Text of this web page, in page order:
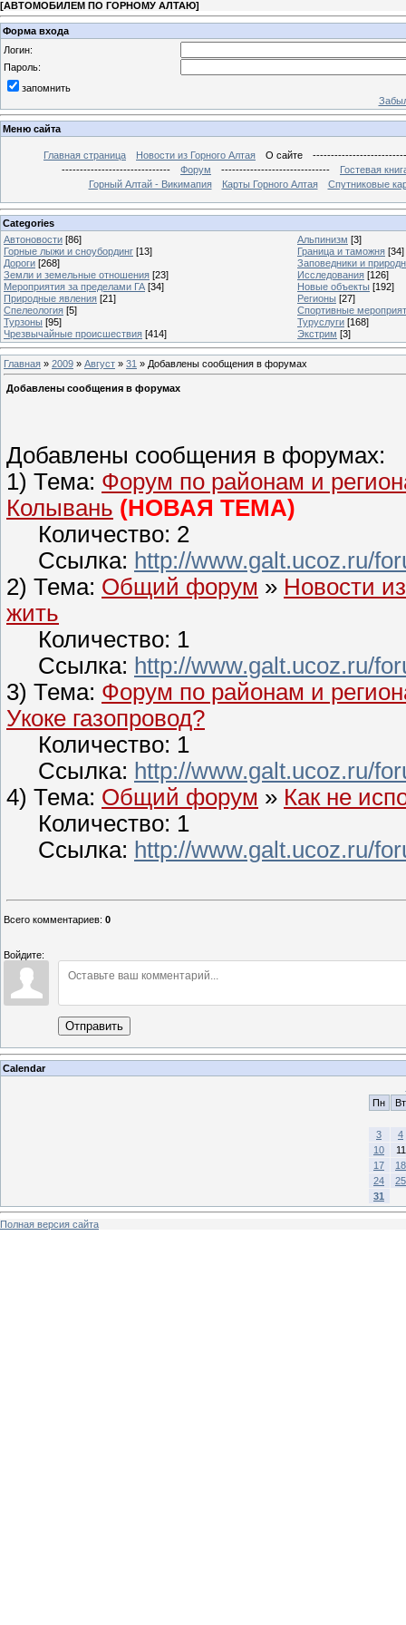
[АВТОМОБИЛЕМ ПО ГОРНОМУ АЛТАЮ]
Форма входа
Логин:
Пароль:
запомнить
Меню сайта
Главная страница Новости из Горного Алтая О сайте
------------------------------
Форум ------------------------------
Гостевая
Горный Алтай - Викимапия
Карты Горного Алтая Спутниковые
Categories
Автоновости [86] Альпинизм [3]
Горные лыжи и сноубординг [13] Граница и таможня [34]
Дороги [268]
Заповедники и
Земли и земельные отношения [23] Исследования [126]
Мероприятия за пределами ГА [34] Новые объекты [192]
Природные явления [21] Регионы [27]
Спелеология [5]
Спортивные
Турзоны [95] Туруслуги [168]
Чрезвычайные происшествия [414] Экстрим [3]
Главная » 2009 » Август » 31 » Добавлены сообщения в форумах
Добавлены сообщения в форумах
Добавлены сообщения в форумах:
1) Тема: Форум по районам и
Колывань (НОВАЯ ТЕМА)
Количество: 2
Ссылка: http://www.galt.ucoz.ru/
2) Тема: Общий форум » Новости
жить
Количество: 1
Ссылка: http://www.galt.ucoz.ru/
3) Тема: Форум по районам и
Укоке газопровод?
Количество: 1
Ссылка: http://www.galt.ucoz.ru/
4) Тема: Общий форум » Как не
Количество: 1
Ссылка: http://www.galt.ucoz.ru/
Всего комментариев: 0
Войдите:
Отправить
Calendar
Пн
Вт
3
4
10
11
17
18
24
25
31
Полная версия сайта